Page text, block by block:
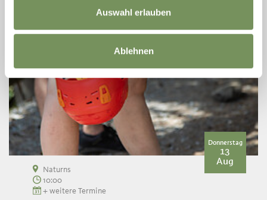
Auswahl erlauben
Ablehnen
Donnerstag
13
Aug
Naturns
10:00
+ weitere Termine